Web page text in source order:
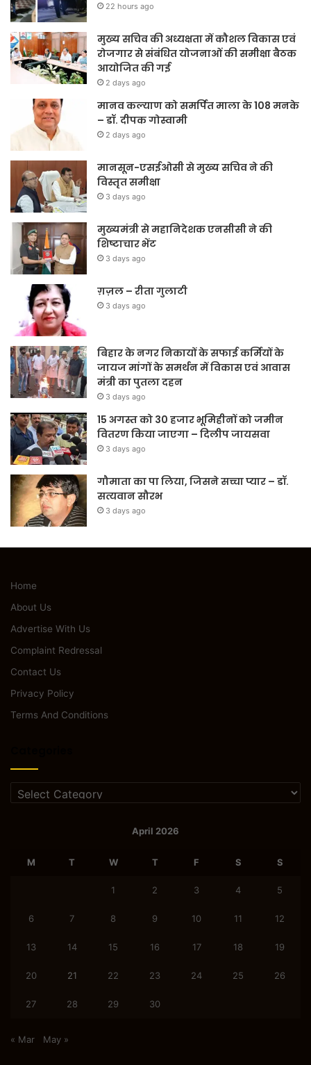
22 hours ago
मुख्य सचिव की अध्यक्षता में कौशल विकास एवं
रोजगार से संबंधित योजनाओं की समीक्षा बैठक
आयोजित की गई
2 days ago
मानव कल्याण को समर्पित माला के 108 मनके
– डॉ. दीपक गोस्वामी
2 days ago
मानसून-एसईओसी से मुख्य सचिव ने की
विस्तृत समीक्षा
3 days ago
मुख्यमंत्री से महानिदेशक एनसीसी ने की
शिष्टाचार भेंट
3 days ago
ग़ज़ल – रीता गुलाटी
3 days ago
बिहार के नगर निकायों के सफाई कर्मियों के
जायज मांगों के समर्थन में विकास एवं आवास
मंत्री का पुतला दहन
3 days ago
15 अगस्त को 30 हजार भूमिहीनों को जमीन
वितरण किया जाएगा – दिलीप जायसवा
3 days ago
गौमाता का पा लिया, जिसने सच्चा प्यार – डॉ.
सत्यवान सौरभ
3 days ago
Home
About Us
Advertise With Us
Complaint Redressal
Contact Us
Privacy Policy
Terms And Conditions
Categories
April 2026
M T W T F S S
1 2 3 4 5
6 7 8 9 10 11 12
13 14 15 16 17 18 19
20 21 22 23 24 25 26
27 28 29 30
« Mar May »